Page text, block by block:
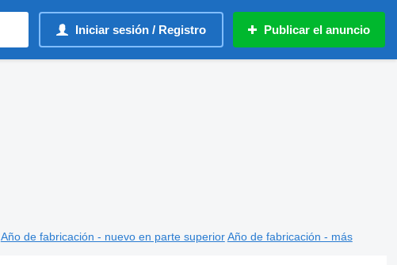
Iniciar sesión / Registro Publicar el anuncio
Año de fabricación - nuevo en parte superior Año de fabricación - más